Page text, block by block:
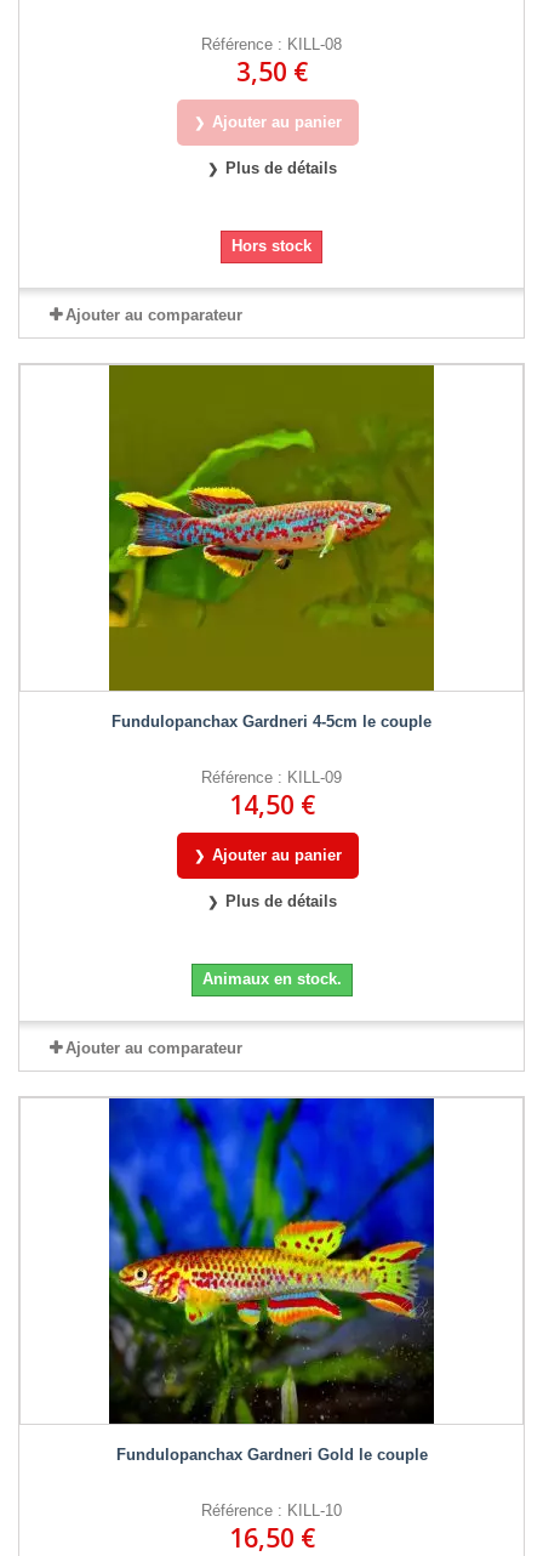
Référence : KILL-08
3,50 €
Ajouter au panier
Plus de détails
Hors stock
Ajouter au comparateur
Fundulopanchax Gardneri 4-5cm le couple
Référence : KILL-09
14,50 €
Ajouter au panier
Plus de détails
Animaux en stock.
Ajouter au comparateur
Fundulopanchax Gardneri Gold le couple
Référence : KILL-10
16,50 €